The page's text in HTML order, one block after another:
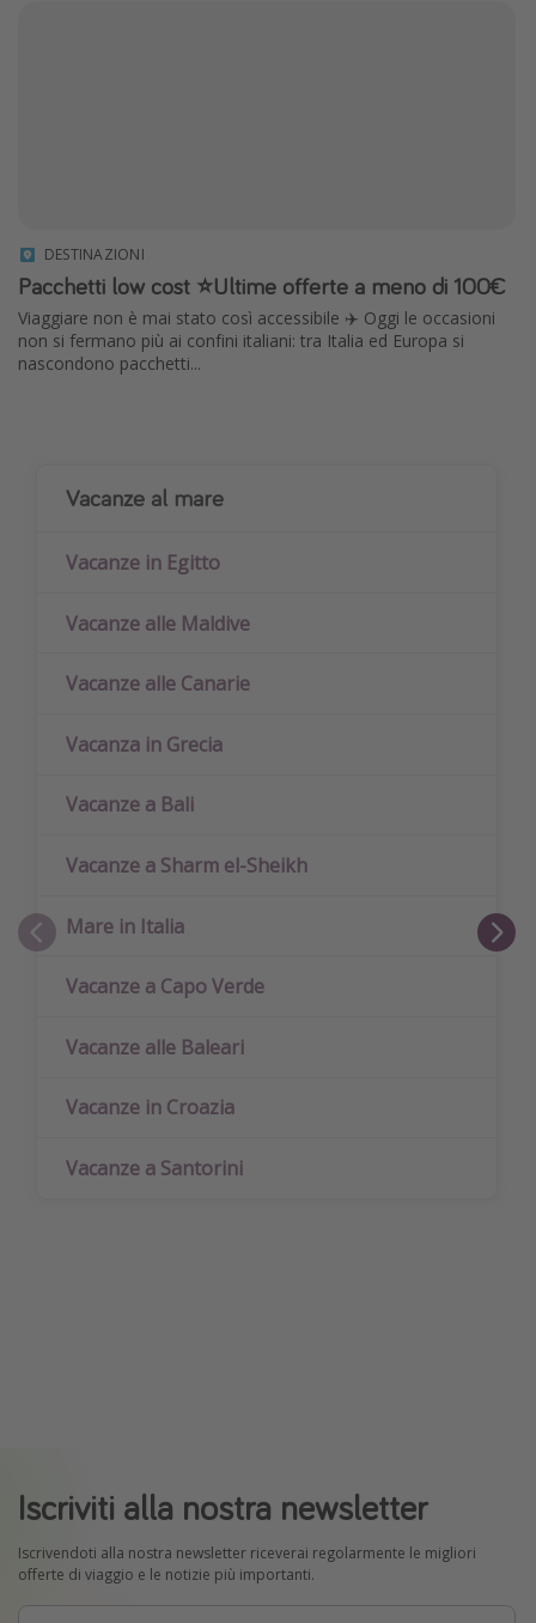
DESTINAZIONI
Pacchetti low cost ⭐️Ultime offerte a meno di 100€
Viaggiare non è mai stato così accessibile ✈️ Oggi le occasioni
non si fermano più ai confini italiani: tra Italia ed Europa si
nascondono pacchetti...
Vacanze al mare
Vacanze in Egitto
Vacanze alle Maldive
Vacanze alle Canarie
Vacanza in Grecia
Vacanze a Bali
Vacanze a Sharm el-Sheikh
Mare in Italia
Vacanze a Capo Verde
Vacanze alle Baleari
Vacanze in Croazia
Vacanze a Santorini
Iscriviti alla nostra newsletter
Iscrivendoti alla nostra newsletter riceverai regolarmente le migliori
offerte di viaggio e le notizie più importanti.